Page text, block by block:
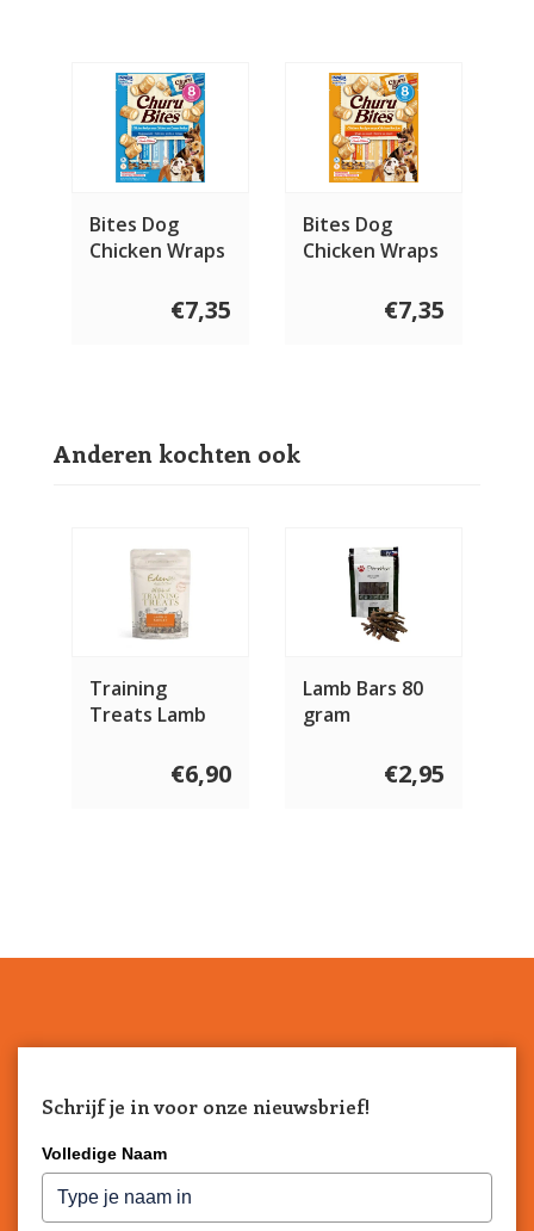
Bites Dog
Chicken Wraps
€7,35
Bites Dog
Chicken Wraps
€7,35
Anderen kochten ook
Training
Treats Lamb
€6,90
Lamb Bars 80
gram
€2,95
Schrijf je in voor onze nieuwsbrief!
Volledige Naam